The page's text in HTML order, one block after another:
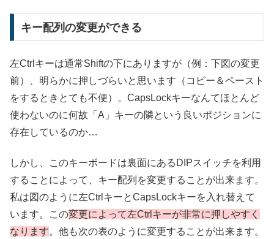
キー配列の変更ができる
左Ctrlキーは通常Shiftの下にありますが（例：下図の変更
前）、明らかに押しづらいと思います（コピー＆ペースト
をするときとても不便）。CapsLockキーなんてほとんど
使わないのに何故「A」キーの隣という良いポジションに
存在しているのか…
しかし、このキーボードは裏面にあるDIPスイッチを利用
することによって、キー配列を変更することが出来ます。
私は図のように左CtrlキーとCapsLockキーを入れ替えて
います。この変更によって左Ctrlキーが非常に押しやすく
なります。他も次の表のように変更することが出来ます。